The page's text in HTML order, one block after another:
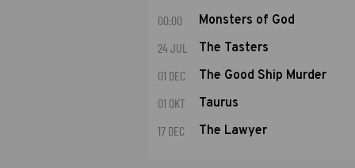
00:00 Monsters of God
24 JUL The Tasters
01 DEC The Good Ship Murder
01 OKT Taurus
17 DEC The Lawyer